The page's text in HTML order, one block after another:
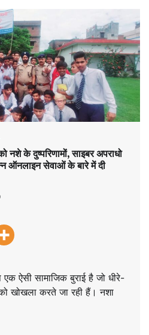
नशे के दुष्परिणामों, साइबर अपराधो
ऑनलाइन सेवाओं के बारे में दी
ऐसी सामाजिक बुराई है जो धीरे-
को खोखला करते जा रही हैं। नशा